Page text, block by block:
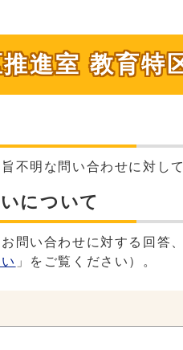
推進室 教育
不明な問い合わせに対し
について
問い合わせに対する回答
」をご覧ください）。